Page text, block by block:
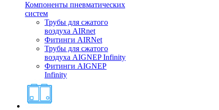
Компоненты пневматических
систем
Трубы для сжатого
воздуха AIRnet
Фитинги AIRNet
Трубы для сжатого
воздуха AIGNEP Infinity
Фитинги AIGNEP
Infinity